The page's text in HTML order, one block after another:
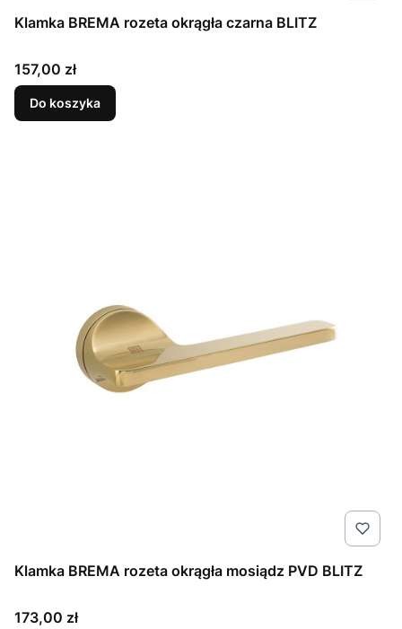
Klamka BREMA rozeta okrągła czarna BLITZ
Cena
157,00 zł
Do koszyka
Klamka BREMA rozeta okrągła mosiądz PVD BLITZ
Cena
173,00 zł